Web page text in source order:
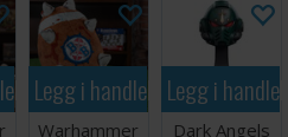
Legg i handlekurven
Warhammer
Legg i
Dark Angels